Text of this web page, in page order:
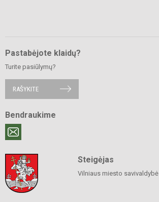
Pastabėjote klaidų?
Turite pasiūlymų?
RAŠYKITE
Bendraukime
Steigėjas
Vilniaus miesto savivaldybė